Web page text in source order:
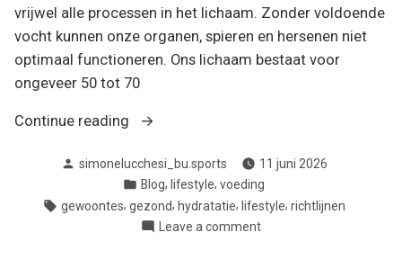
vrijwel alle processen in het lichaam. Zonder voldoende
vocht kunnen onze organen, spieren en hersenen niet
optimaal functioneren. Ons lichaam bestaat voor
ongeveer 50 tot 70
Continue reading
“Hydratatie:
sleutel
tot
een
gezond,
Posted
simonelucchesi_bu.sports
11 juni 2026
Posted
in
Blog, lifestyle, voeding
Tags:
gewoontes, gezond, hydratatie, lifestyle, richtlijnen
Leave a commenton